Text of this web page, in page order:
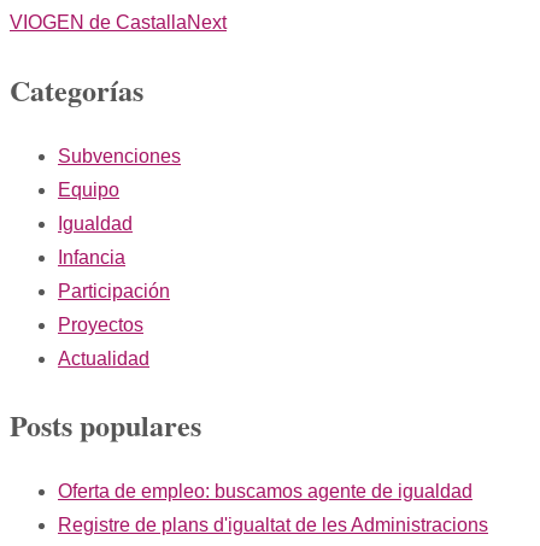
VIOGEN de CastallaNext
Categorías
Subvenciones
Equipo
Igualdad
Infancia
Participación
Proyectos
Actualidad
Posts populares
Oferta de empleo: buscamos agente de igualdad
Registre de plans d'igualtat de les Administracions